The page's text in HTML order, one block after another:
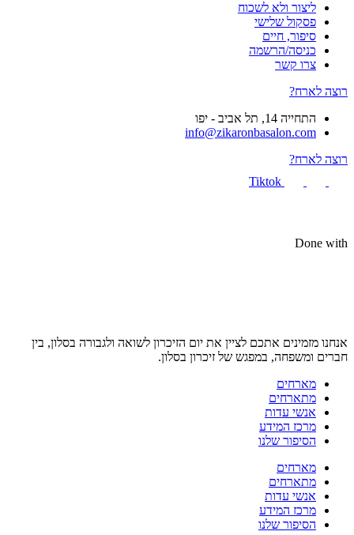
ליצור ולא לשכוח
פסקול שלישי
סיפור, חיים
כניסה/הרשמה
צרו קשר
רוצה לארח?
התחייה 14, תל אביב - יפו
info@zikaronbasalon.com
רוצה לארח?
Tiktok
Done with
אנחנו מזמינים אתכם לציין את יום הזיכרון לשואה ולגבורה בסלון, בין
חברים ומשפחה, במפגש של זיכרון בסלון.
מארחים
מתארחים
אנשי עדות
מרכז המידע
הסיפור שלנו
מארחים
מתארחים
אנשי עדות
מרכז המידע
הסיפור שלנו